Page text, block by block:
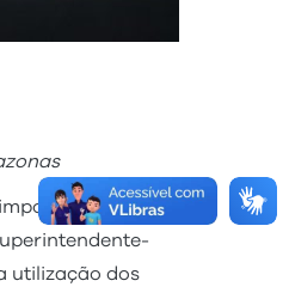
importante para
utilização dos